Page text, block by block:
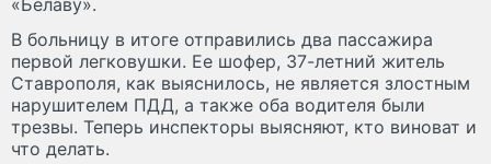
«Белаву».
В больницу в итоге отправились два пассажира
первой легковушки. Ее шофер, 37-летний житель
Ставрополя, как выяснилось, не является злостным
нарушителем ПДД, а также оба водителя были
трезвы. Теперь инспекторы выясняют, кто виноват и
что делать.